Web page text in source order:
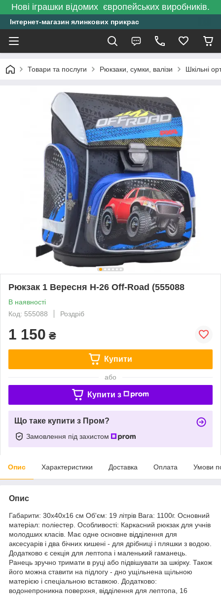
Нові іграшки відомих європейських виробників.
Інтернет-магазин ялинкових прикрас
Товари та послуги Рюкзаки, сумки, валізи Шкільні
Рюкзак 1 Вересня H-26 Off-Road (555088
В наявності
Код: 555088
Роздріб
1 150 ₴
Купити
або
Купити з
Що таке купити з Пром?
Замовлення під захистом
Опис Характеристики Доставка Оплата Умови
Опис
Габарити: 30х40х16 см Об'єм: 19 літрів Вага: 1100г. Основний
матеріал: поліестер. Особливості: Каркасний рюкзак для учнів
молодших класів. Має одне основне відділення для
аксесуарів і два бічних кишені - для дрібниці і пляшки з водою.
Додатково є секція для лептопа і маленький гаманець.
Ранець зручно тримати в руці або підвішувати за шкірку. Також
його можна ставити на підлогу - дно ущільнена щільною
матерією і спеціальною вставкою. Додатково:
водонепроникна поверхня, відділення для лептопа, 16